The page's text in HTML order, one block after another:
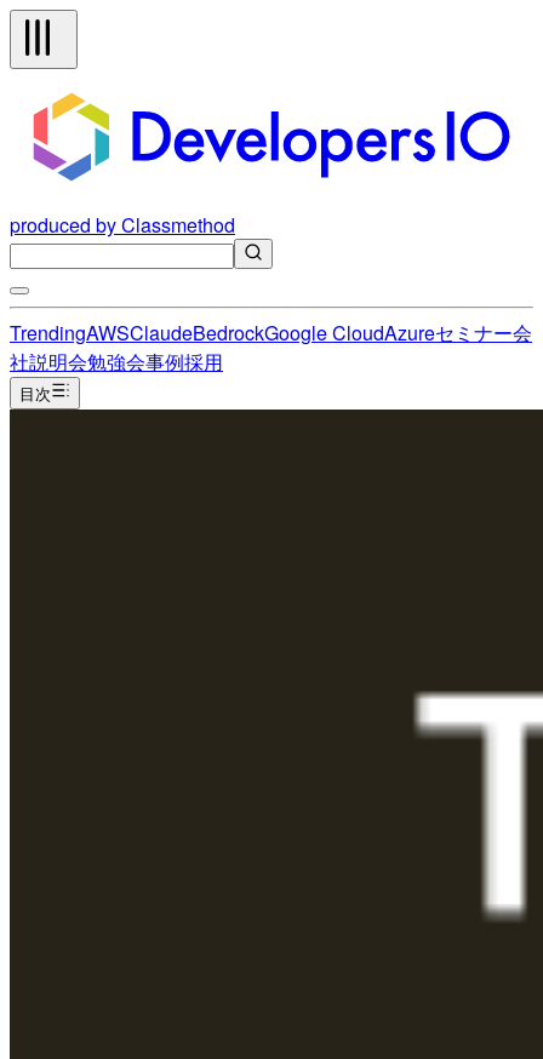
produced by Classmethod
TrendingAWSClaudeBedrockGoogle CloudAzureセミナー会
社説明会勉強会事例採用
目次